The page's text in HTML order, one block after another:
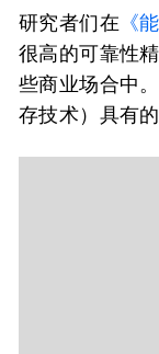
研究者们在 《
很高的可靠性
些商业场合中
存技术）具有